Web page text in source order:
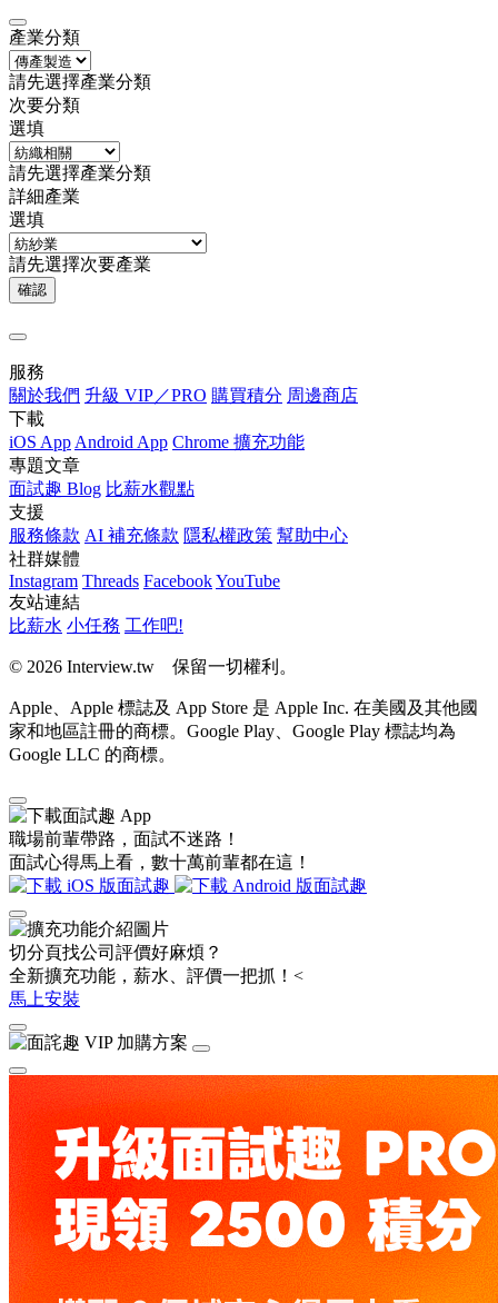
產業分類
請先選擇產業分類
次要分類
選填
請先選擇產業分類
詳細產業
選填
請先選擇次要產業
確認
服務
關於我們 升級 VIP／PRO 購買積分 周邊商店
下載
iOS App Android App Chrome 擴充功能
專題文章
面試趣 Blog 比薪水觀點
支援
服務條款 AI 補充條款 隱私權政策 幫助中心
社群媒體
Instagram Threads FacebookYouTube
友站連結
比薪水 小任務 工作吧!
© 2026 Interview.tw 保留一切權利。
Apple、Apple 標誌及 App Store 是 Apple Inc. 在美國及其他國
家和地區註冊的商標。Google Play、Google Play 標誌均為
Google LLC 的商標。
職場前輩帶路，面試不迷路！
面試心得馬上看，數十萬前輩都在這！
切分頁找公司評價好麻煩？
全新擴充功能，薪水、評價一把抓！<
馬上安裝